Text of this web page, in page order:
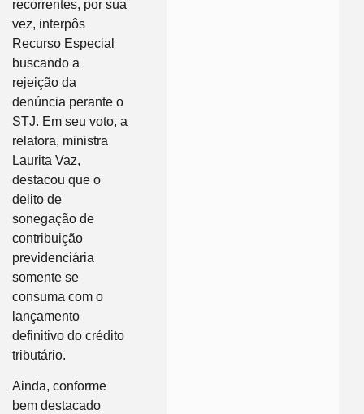
recorrentes, por sua
vez, interpôs
Recurso Especial
buscando a
rejeição da
denúncia perante o
STJ. Em seu voto, a
relatora, ministra
Laurita Vaz,
destacou que o
delito de
sonegação de
contribuição
previdenciária
somente se
consuma com o
lançamento
definitivo do crédito
tributário.
Ainda, conforme
bem destacado